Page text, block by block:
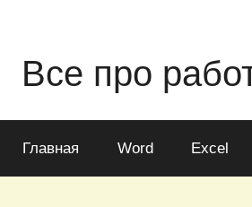
Все про
Главная Word Excel